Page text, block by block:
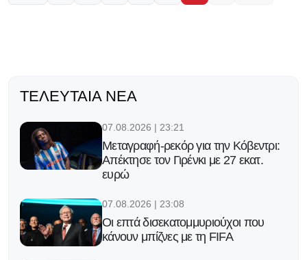
ΤΕΛΕΥΤΑΊΑ ΝΈΑ
07.08.2026 | 23:21
Μεταγραφή-ρεκόρ για την Κόβεντρι:
Απέκτησε τον Γιρένκι με 27 εκατ.
ευρώ
07.08.2026 | 23:08
Οι επτά δισεκατομμυριούχοι που
κάνουν μπίζνες με τη FIFA